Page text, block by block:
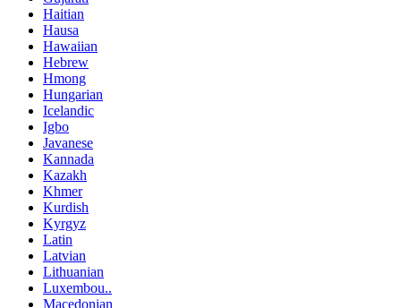
Haitian
Hausa
Hawaiian
Hebrew
Hmong
Hungarian
Icelandic
Igbo
Javanese
Kannada
Kazakh
Khmer
Kurdish
Kyrgyz
Latin
Latvian
Lithuanian
Luxembou..
Macedonian